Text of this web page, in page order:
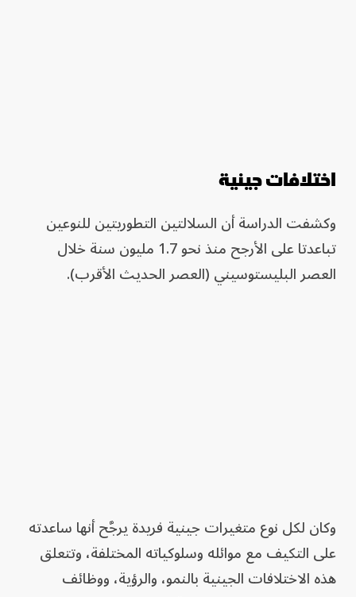
اختلافات جينية
وكشفت الدراسة أن السلالتين التطوريتين للنوعين
تباعدتا على الأرجح منذ نحو 1.7 مليون سنة خلال
العصر البليستوسيني (العصر الحديث الأقرب).
وكان لكل نوع متغيرات جينية فريدة يرجَّح أنها ساعدته
على التكيف مع موائله وسلوكياته المختلفة، وتتعلق
هذه الاختلافات الجينية بالنمو، والرؤية، ووظائف